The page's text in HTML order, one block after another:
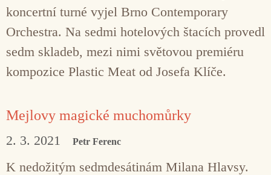
koncertní turné vyjel Brno Contemporary
Orchestra. Na sedmi hotelových štacích provedl
sedm skladeb, mezi nimi světovou premiéru
kompozice Plastic Meat od Josefa Klíče.
Mejlovy magické muchomůrky
2. 3. 2021 Petr Ferenc
K nedožitým sedmdesátinám Milana Hlavsy.